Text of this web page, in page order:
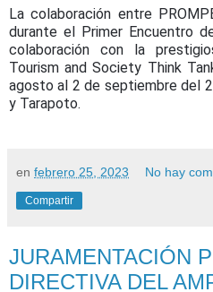
La colaboración entre
durante el Primer Encuentro
colaboración con la
Tourism and Society Think
agosto al 2 de septiembre del
y Tarapoto.
en febrero 25, 2023 No hay
Compartir
JURAMENTACIÓN
DIRECTIVA DEL